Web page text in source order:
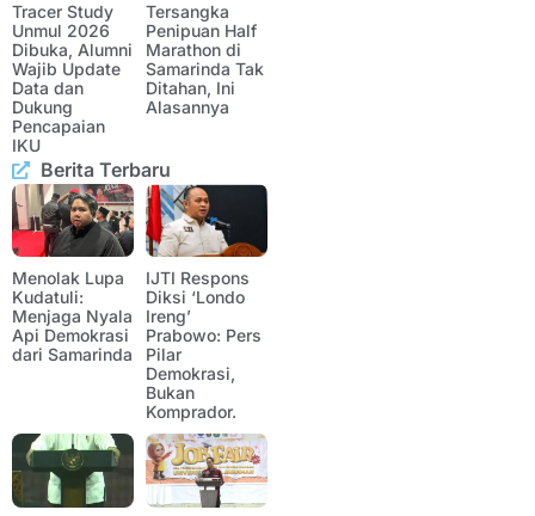
Tracer Study
Unmul 2026
Dibuka, Alumni
Wajib Update
Data dan
Dukung
Pencapaian
IKU
Tersangka
Penipuan Half
Marathon di
Samarinda Tak
Ditahan, Ini
Alasannya
Berita Terbaru
Menolak Lupa
Kudatuli:
Menjaga Nyala
Api Demokrasi
dari Samarinda
IJTI Respons
Diksi ‘Londo
Ireng’
Prabowo: Pers
Pilar
Demokrasi,
Bukan
Komprador.